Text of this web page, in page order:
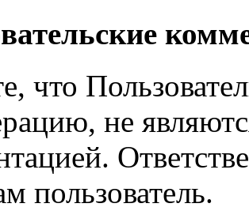
что
не
пользователь.